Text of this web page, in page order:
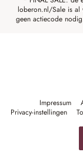
loberon.nl/Sale is al
geen actiecode
Impressum
Privacy-instellingen